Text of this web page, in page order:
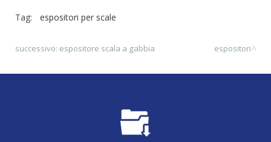
Tag: espositori per scale
successivo: espositore scala a gabbia espositori